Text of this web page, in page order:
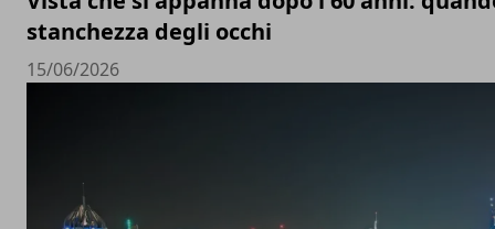
stanchezza degli occhi
15/06/2026